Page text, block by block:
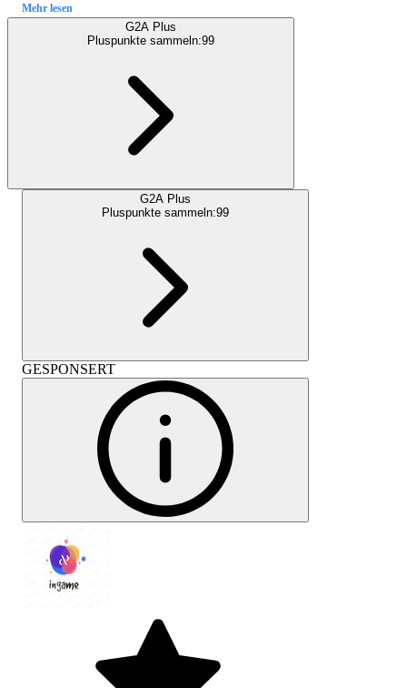
Mehr lesen
G2A Plus
Pluspunkte sammeln:99
G2A Plus
Pluspunkte sammeln:99
GESPONSERT